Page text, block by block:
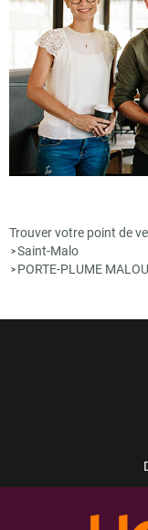
Trouver votre point de
>Saint-Malo
> PORTE-PLUME